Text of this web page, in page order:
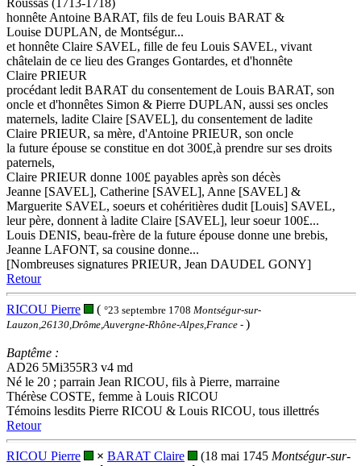
Roussas (1713-1718)
honnête Antoine BARAT, fils de feu Louis BARAT &
Louise DUPLAN, de Montségur...
et honnête Claire SAVEL, fille de feu Louis SAVEL, vivant
châtelain de ce lieu des Granges Gontardes, et d'honnête
Claire PRIEUR
procédant ledit BARAT du consentement de Louis BARAT, son
oncle et d'honnêtes Simon & Pierre DUPLAN, aussi ses oncles
maternels, ladite Claire [SAVEL], du consentement de ladite
Claire PRIEUR, sa mère, d'Antoine PRIEUR, son oncle
la future épouse se constitue en dot 300£,à prendre sur ses droits
paternels,
Claire PRIEUR donne 100£ payables après son décès
Jeanne [SAVEL], Catherine [SAVEL], Anne [SAVEL] &
Marguerite SAVEL, soeurs et cohéritières dudit [Louis] SAVEL,
leur père, donnent à ladite Claire [SAVEL], leur soeur 100£...
Louis DENIS, beau-frère de la future épouse donne une brebis,
Jeanne LAFONT, sa cousine donne...
[Nombreuses signatures PRIEUR, Jean DAUDEL GONY]
Retour
RICOU Pierre ( °23 septembre 1708 Montségur-sur-
Lauzon,26130,Drôme,Auvergne-Rhône-Alpes,France - )
Baptême :
AD26 5Mi355R3 v4 md
Né le 20 ; parrain Jean RICOU, fils à Pierre, marraine
Thérèse COSTE, femme à Louis RICOU
Témoins lesdits Pierre RICOU & Louis RICOU, tous illettrés
Retour
RICOU Pierre × BARAT Claire (18 mai 1745 Montségur-sur-